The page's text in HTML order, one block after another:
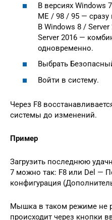
В версиях Windows
ME / 98 / 95 —
В Windows 8 /
Server 2016 —
одновременно.
Выбрать
Войти в систему.
Через F8
системы до изменений.
Пример
Загрузить последнюю
7 можно так: F8 или Del —
конфигурация
Мышка в таком режиме не
происходит через кнопки